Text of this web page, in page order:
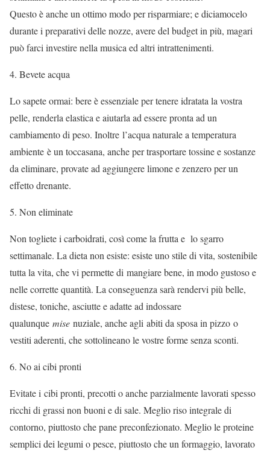
Questo è anche un ottimo modo per risparmiare; e diciamocelo
durante i preparativi delle nozze, avere del budget in più, magari
può farci investire nella musica ed altri intrattenimenti.
Bevete acqua
Lo sapete ormai: bere è essenziale per tenere idratata la vostra
pelle, renderla elastica e aiutarla ad essere pronta ad un
cambiamento di peso. Inoltre l’acqua naturale a temperatura
ambiente è un toccasana, anche per trasportare tossine e sostanze
da eliminare, provate ad aggiungere limone e zenzero per un
effetto drenante.
Non eliminate
Non togliete i carboidrati, così come la frutta e lo sgarro
settimanale. La dieta non esiste: esiste uno stile di vita, sostenibile
tutta la vita, che vi permette di mangiare bene, in modo gustoso e
nelle corrette quantità. La conseguenza sarà rendervi più belle,
distese, toniche, asciutte e adatte ad indossare
qualunque mise nuziale, anche agli abiti da sposa in pizzo o
vestiti aderenti, che sottolineano le vostre forme senza sconti.
No ai cibi pronti
Evitate i cibi pronti, precotti o anche parzialmente lavorati spesso
ricchi di grassi non buoni e di sale. Meglio riso integrale di
contorno, piuttosto che pane preconfezionato. Meglio le proteine
semplici dei legumi o pesce, piuttosto che un formaggio, lavorato